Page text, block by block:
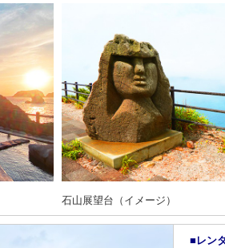
石山展望台（イメージ）
■レン